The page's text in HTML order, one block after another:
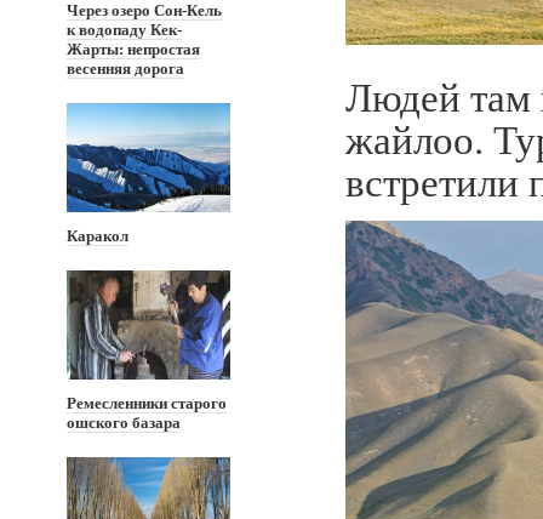
Через озеро Сон-Кель
к водопаду Кек-
Жарты: непростая
весенняя дорога
Каракол
Ремесленники старого
ошского базара
Людей там
жайлоо.
встретили